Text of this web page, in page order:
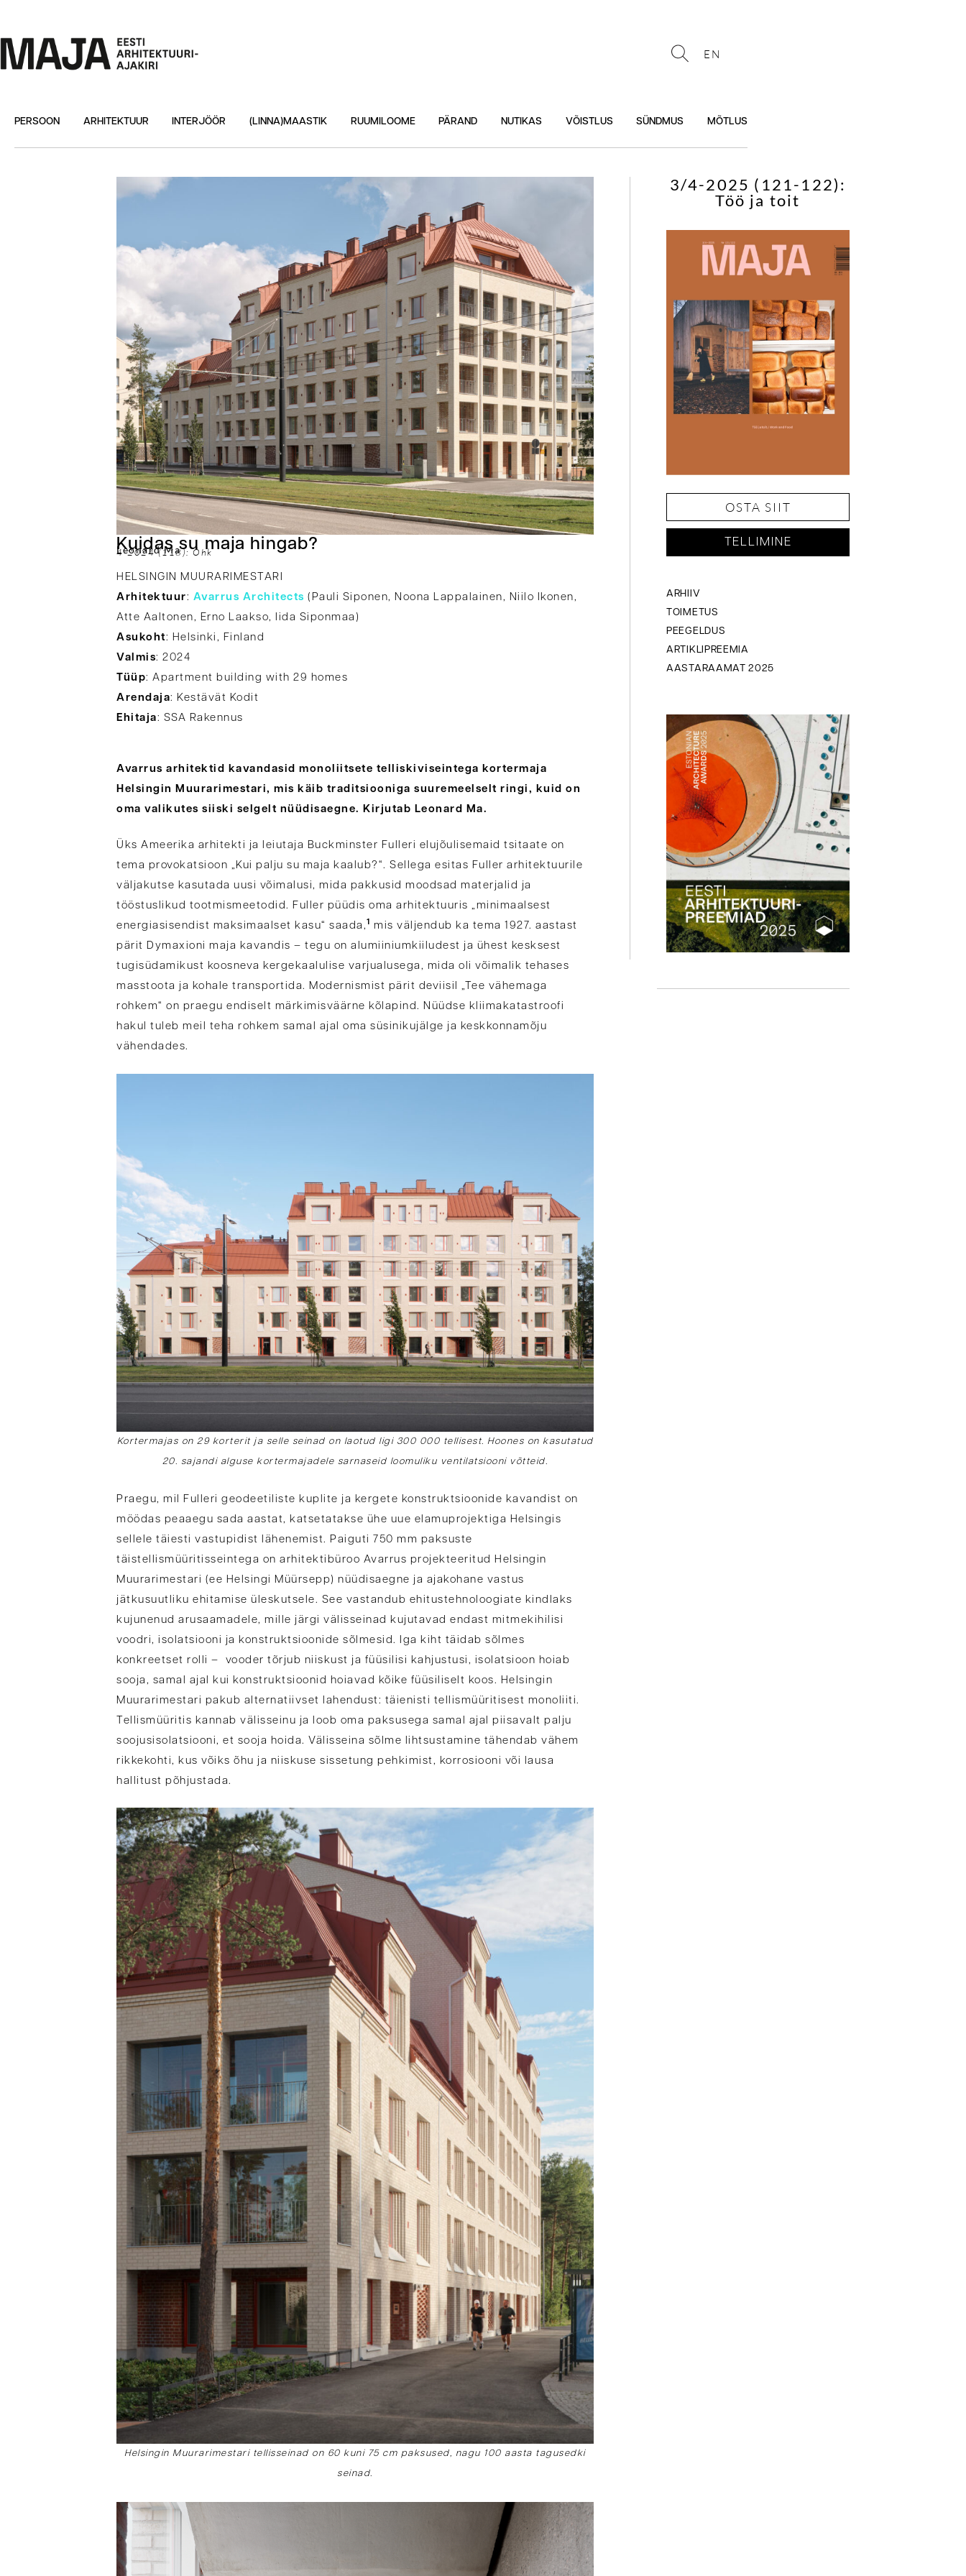
EN
PERSOON ARHITEKTUUR INTERJÖÖR (LINNA)MAASTIK RUUMILOOME PÄRAND NUTIKAS VÕISTLUS SÜNDMUS MÕTLUS
Kuidas su maja hingab?
Leonard Ma
4-2024 (118): Õhk
HELSINGIN MUURARIMESTARI
Arhitektuur: Avarrus Architects (Pauli Siponen, Noona Lappalainen, Niilo Ikonen,
Atte Aaltonen, Erno Laakso, Iida Siponmaa)
Asukoht: Helsinki, Finland
Valmis: 2024
Tüüp: Apartment building with 29 homes
Arendaja: Kestävät Kodit
Ehitaja: SSA Rakennus
Avarrus arhitektid kavandasid monoliitsete telliskiviseintega kortermaja
Helsingin Muurarimestari, mis käib traditsiooniga suuremeelselt ringi, kuid on
oma valikutes siiski selgelt nüüdisaegne. Kirjutab Leonard Ma.
Üks Ameerika arhitekti ja leiutaja Buckminster Fulleri elujõulisemaid tsitaate on
tema provokatsioon „Kui palju su maja kaalub?“. Sellega esitas Fuller arhitektuurile
väljakutse kasutada uusi võimalusi, mida pakkusid moodsad materjalid ja
tööstuslikud tootmismeetodid. Fuller püüdis oma arhitektuuris „minimaalsest
energiasisendist maksimaalset kasu“ saada,1
mis väljendub ka tema 1927. aastast
pärit Dymaxioni maja kavandis – tegu on alumiiniumkiiludest ja ühest kesksest
tugisüdamikust koosneva kergekaalulise varjualusega, mida oli võimalik tehases
masstoota ja kohale transportida. Modernismist pärit deviisil „Tee vähemaga
rohkem“ on praegu endiselt märkimisväärne kõlapind. Nüüdse kliimakatastroofi
hakul tuleb meil teha rohkem samal ajal oma süsinikujälge ja keskkonnamõju
vähendades.
Kortermajas on 29 korterit ja selle seinad on laotud ligi 300 000 tellisest. Hoones on kasutatud
20. sajandi alguse kortermajadele sarnaseid loomuliku ventilatsiooni võtteid.
Praegu, mil Fulleri geodeetiliste kuplite ja kergete konstruktsioonide kavandist on
möödas peaaegu sada aastat, katsetatakse ühe uue elamuprojektiga Helsingis
sellele täiesti vastupidist lähenemist. Paiguti 750 mm paksuste
täistellismüüritisseintega on arhitektibüroo Avarrus projekteeritud Helsingin
Muurarimestari (ee Helsingi Müürsepp) nüüdisaegne ja ajakohane vastus
jätkusuutliku ehitamise üleskutsele. See vastandub ehitustehnoloogiate kindlaks
kujunenud arusaamadele, mille järgi välisseinad kujutavad endast mitmekihilisi
voodri, isolatsiooni ja konstruktsioonide sõlmesid. Iga kiht täidab sõlmes
konkreetset rolli – vooder tõrjub niiskust ja füüsilisi kahjustusi, isolatsioon hoiab
sooja, samal ajal kui konstruktsioonid hoiavad kõike füüsiliselt koos. Helsingin
Muurarimestari pakub alternatiivset lahendust: täienisti tellismüüritisest monoliiti.
Tellismüüritis kannab välisseinu ja loob oma paksusega samal ajal piisavalt palju
soojusisolatsiooni, et sooja hoida. Välisseina sõlme lihtsustamine tähendab vähem
rikkekohti, kus võiks õhu ja niiskuse sissetung pehkimist, korrosiooni või lausa
hallitust põhjustada.
Helsingin Muurarimestari tellisseinad on 60 kuni 75 cm paksused, nagu 100 aasta tagusedki
seinad.
3/4-2025 (121-122):
Töö ja toit
OSTA SIIT
TELLIMINE
ARHIIV
TOIMETUS
PEEGELDUS
ARTIKLIPREEMIA
AASTARAAMAT 2025